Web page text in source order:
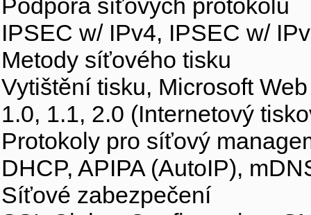
Podpora síťových protokolů
IPSEC w/ IPv4, IPSEC w/
Metody síťového tisku
Vytištění tisku, Microsoft
1.0, 1.1, 2.0 (Internetový
Protokoly pro síťový
DHCP, APIPA (AutoIP),
Síťové zabezpečení